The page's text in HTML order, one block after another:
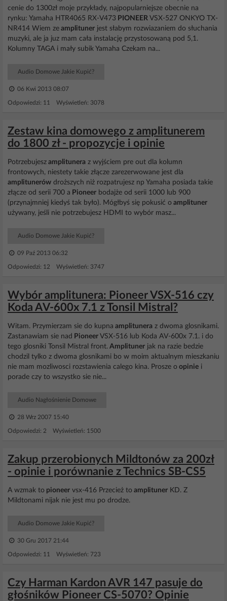
cenie do 1300zł moje przykłady, najpopularniejsze obecnie na
rynku: Yamaha HTR4065 RX-V473 PIONEER VSX-527 ONKYO TX-
NR414 Wiem ze amplituner jest słabym rozwiazaniem do słuchania
muzyki, ale ja juz mam cała instalację przystosowaną pod 5,1.
Kolumny TAGA i mały subik Yamaha Czekam na...
Audio Domowe Jakie Kupić?
06 Kwi 2013 08:07
Odpowiedzi: 11 Wyświetleń: 3078
Zestaw kina domowego z amplitunerem
do 1800 zł - propozycje i opinie
Potrzebujesz amplitunera z wyjściem pre out dla kolumn
frontowych, niestety takie złącze zarezerwowane jest dla
amplitunerów droższych niż rozpatrujesz np Yamaha posiada takie
złącze od serii 700 a Pioneer bodajże od serii 1000 lub 900
(przynajmniej kiedyś tak było). Mógłbyś się pokusić o amplituner
używany, jeśli nie potrzebujesz HDMI to wybór masz...
Audio Domowe Jakie Kupić?
09 Paź 2013 06:32
Odpowiedzi: 12 Wyświetleń: 3747
Wybór amplitunera: Pioneer VSX-516 czy
Koda AV-600x 7.1 z Tonsil Mistral?
Witam. Przymierzam sie do kupna amplitunera z dwoma glosnikami.
Zastanawiam sie nad Pioneer VSX-516 lub Koda AV-600x 7.1. i do
tego glosniki Tonsil Mistral front. Amplituner jak na razie bedzie
chodzil tylko z dwoma glosnikami bo w moim aktualnym mieszkaniu
nie mam mozliwosci rozstawienia calego kina. Prosze o opinie i
porade czy to wszystko sie nie...
Audio Nagłośnienie Domowe
28 Wrz 2007 15:40
Odpowiedzi: 2 Wyświetleń: 1500
Zakup przerobionych Mildtonów za 200zł
- opinie i porównanie z Technics SB-CS5
A wzmak to pioneer vsx-416 Przecież to amplituner KD. Z
Mildtonami nijak nie jest mu po drodze.
Audio Domowe Jakie Kupić?
30 Gru 2017 21:44
Odpowiedzi: 11 Wyświetleń: 723
Czy Harman Kardon AVR 147 pasuje do
głośników Pioneer CS-5070? Opinie